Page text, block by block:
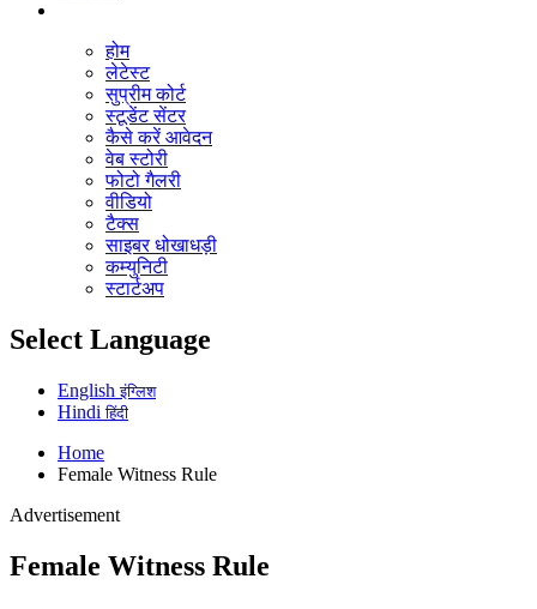
होम
लेटेस्ट
सुप्रीम कोर्ट
स्टूडेंट सेंटर
कैसे करें आवेदन
वेब स्टोरी
फोटो गैलरी
वीडियो
टैक्स
साइबर धोखाधड़ी
कम्युनिटी
स्टार्टअप
Select Language
Englishइंग्लिश
Hindiहिंदी
Home
Female Witness Rule
Advertisement
Female Witness Rule